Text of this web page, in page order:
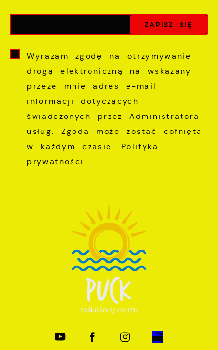
Wyrażam zgodę na otrzymywanie
drogą elektroniczną na wskazany
przeze mnie adres e-mail
informacji dotyczących
świadczonych przez Administratora
usług. Zgoda może zostać cofnięta
w każdym czasie. Polityka
prywatności